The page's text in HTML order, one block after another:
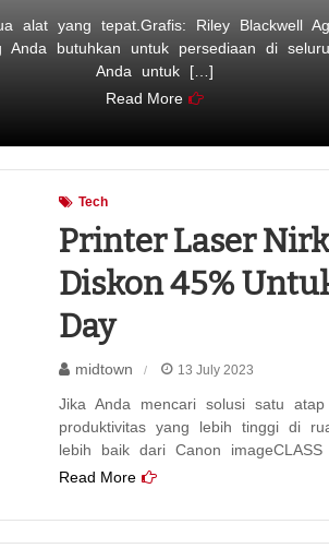
alat yang tepat.Grafis: Riley Blackwell
butuhkan untuk persediaan di
Anda untuk […]
Read More
Tech
Printer Laser
Diskon 45%
Day
midtown 13 July 2023
Jika Anda mencari solusi satu
produktivitas yang lebih tinggi di
lebih baik dari Canon
Read More